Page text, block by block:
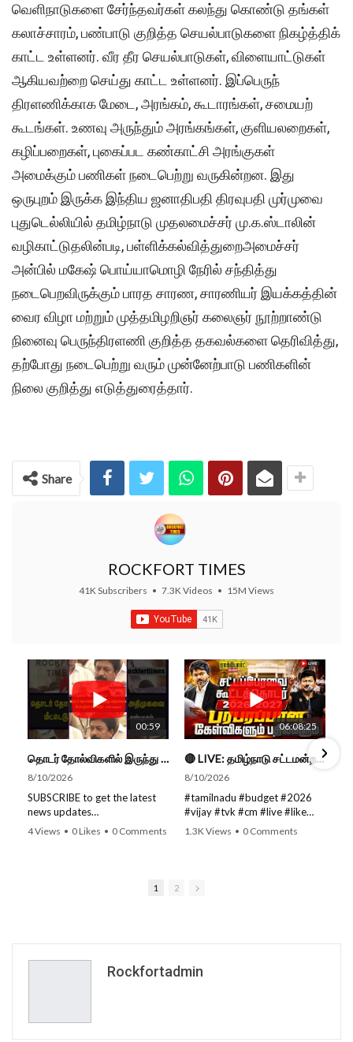
வெளிநாடுகளை சேர்ந்தவர்கள் கலந்து கொண்டு தங்கள்
கலாச்சாரம், பண்பாடு குறித்த செயல்பாடுகளை நிகழ்த்திக்
காட்ட உள்ளனர். வீர தீர செயல்பாடுகள், விளையாட்டுகள்
ஆகியவற்றை செய்து காட்ட உள்ளனர். இப்பெருந்
திரளணிக்காக மேடை, அரங்கம், கூடாரங்கள், சமையற்
கூடங்கள். உணவு அருந்தும் அரங்கங்கள், குளியலறைகள்,
கழிப்பறைகள், புகைப்பட கண்காட்சி அரங்குகள்
அமைக்கும் பணிகள் நடைபெற்று வருகின்றன. இது
ஒருபுறம் இருக்க இந்திய ஜனாதிபதி திரவுபதி முர்முவை
புதுடெல்லியில் தமிழ்நாடு முதலமைச்சர் மு.க.ஸ்டாலின்
வழிகாட்டுதலின்படி, பள்ளிக்கல்வித்துறைஅமைச்சர்
அன்பில் மகேஷ் பொய்யாமொழி நேரில் சந்தித்து
நடைபெறவிருக்கும் பாரத சாரண, சாரணியர் இயக்கத்தின்
வைர விழா மற்றும் முத்தமிழறிஞர் கலைஞர் நூற்றாண்டு
நினைவு பெருந்திரளணி குறித்த தகவல்களை தெரிவித்து,
தற்போது நடைபெற்று வரும் முன்னேற்பாடு பணிகளின்
நிலை குறித்து எடுத்துரைத்தார்.
Share
ROCKFORT TIMES
41K Subscribers • 7.3K Videos • 15M Views
00:59
தொடர் தோல்விகளில் இருந்து அதிமுகவை மீட்டெடுக்க வேண்டும்...- சி.வி. சண்முகம்...
8/10/2026
SUBSCRIBE to get the latest
news updates
ROCKFORT TIMES for NEW
from India and around the
Latest Updates:
4 Views • 0 Likes • 0 Comments
06:08:25
🔴 LIVE: தமிழ்நாடு சட்டமன்றப் பேரவை கூட்டத்தொடர் - நிதிநிலை அறிக்கை மீது விவாதம் #live #budget #video
8/10/2026
#tamilnadu #budget #2026
#vijay #tvk #cm #live #like
#viral #nowtrending #video
the Subscribe button! Stay
1.3K Views • 0 Comments
1 2
Rockfortadmin